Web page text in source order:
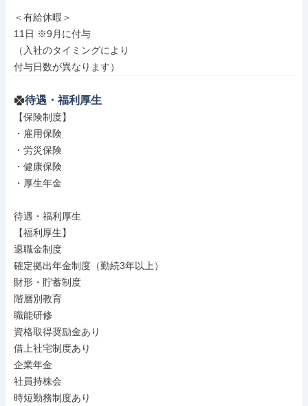
＜有給休暇＞
11日 ※9月に付与
（入社のタイミングにより
付与日数が異なります）
待遇・福利厚生
【保険制度】
・雇用保険
・労災保険
・健康保険
・厚生年金
待遇・福利厚生
【福利厚生】
退職金制度
確定拠出年金制度（勤続3年以上）
財形・貯蓄制度
階層別教育
職能研修
資格取得奨励金あり
借上社宅制度あり
企業年金
社員持株会
時短勤務制度あり